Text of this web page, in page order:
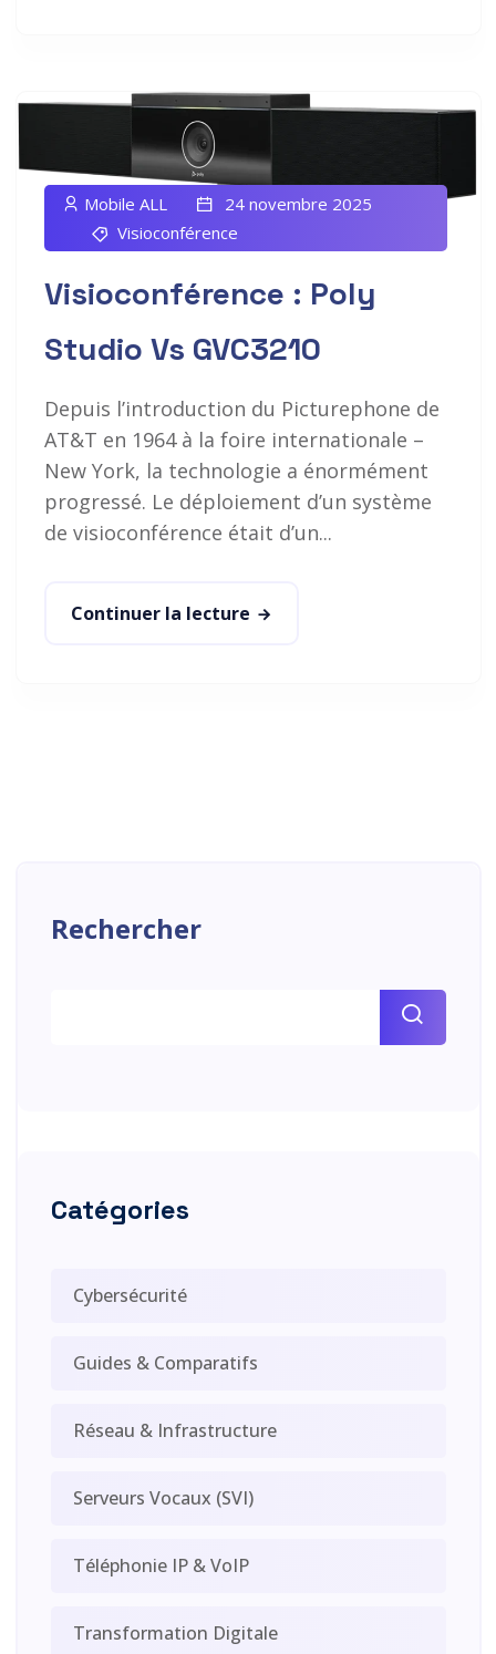
Mobile ALL
24 novembre 2025
Visioconférence
Visioconférence : Poly
Studio Vs GVC3210
Depuis l’introduction du Picturephone de
AT&T en 1964 à la foire internationale –
New York, la technologie a énormément
progressé. Le déploiement d’un système
de visioconférence était d’un...
Continuer la lecture
Rechercher
Catégories
Cybersécurité
Guides & Comparatifs
Réseau & Infrastructure
Serveurs Vocaux (SVI)
Téléphonie IP & VoIP
Transformation Digitale